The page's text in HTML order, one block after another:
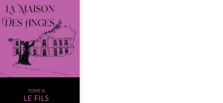
Anatole-Eustache.
devra affronter non
un inconnu qui rôde
du domaine et dont
le fidèle majordome,
les visites, le passé
d’Anatole-
la malédiction
mais aussi la toute-
de Gauthier. Mais
dompter cet enfant
avant qu’il ...